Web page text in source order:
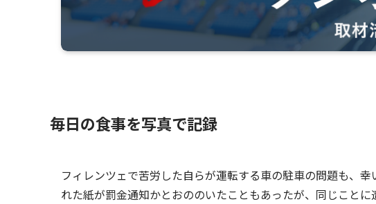
毎日の食事を写真で記録
フィレンツェで苦労した自らが運転する車の駐車の問題も、
れた紙が罰金通知かとおののいたこともあったが、同じこと